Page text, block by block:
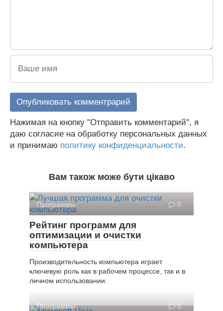
Нажимая на кнопку "Отправить комментарий", я
даю согласие на обработку персональных данных
и принимаю политику конфиденциальности.
Вам також може бути цікаво
Программы 0
Рейтинг программ для
оптимизации и очистки
компьютера
Производительность компьютера играет
ключевую роль как в рабочем процессе, так и в
личном использовании.
Программы 0